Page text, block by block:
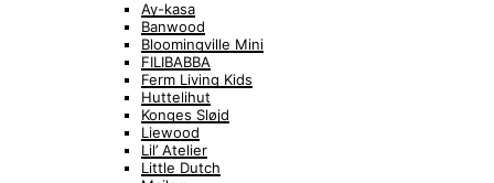
Ay-kasa
Banwood
Bloomingville Mini
FILIBABBA
Ferm Living Kids
Huttelihut
Konges Sløjd
Liewood
Lil’ Atelier
Little Dutch